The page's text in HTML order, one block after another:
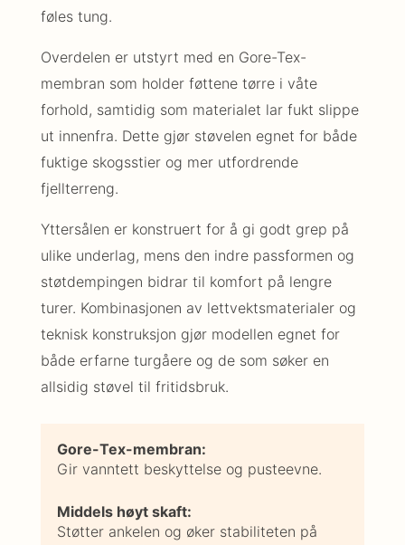
føles tung.
Overdelen er utstyrt med en Gore-Tex-
membran som holder føttene tørre i våte
forhold, samtidig som materialet lar fukt slippe
ut innenfra. Dette gjør støvelen egnet for både
fuktige skogsstier og mer utfordrende
fjellterreng.
Yttersålen er konstruert for å gi godt grep på
ulike underlag, mens den indre passformen og
støtdempingen bidrar til komfort på lengre
turer. Kombinasjonen av lettvektsmaterialer og
teknisk konstruksjon gjør modellen egnet for
både erfarne turgåere og de som søker en
allsidig støvel til fritidsbruk.
Gore-Tex-membran:
Gir vanntett beskyttelse og pusteevne.
Middels høyt skaft:
Støtter ankelen og øker stabiliteten på